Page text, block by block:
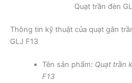
Quạt trần đèn
Thông tin kỹ thuật của quạt gắn
GLJ F13
Tên sản phẩm: Quạt trần
F13